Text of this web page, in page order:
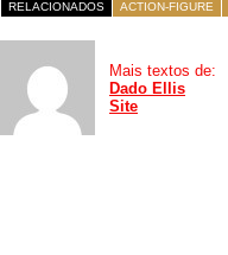
RELACIONADOS ACTION-FIGURE
Mais textos de:
Dado Ellis
Site